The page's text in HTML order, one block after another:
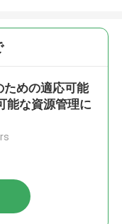
ための適応可能
能な資源管理に